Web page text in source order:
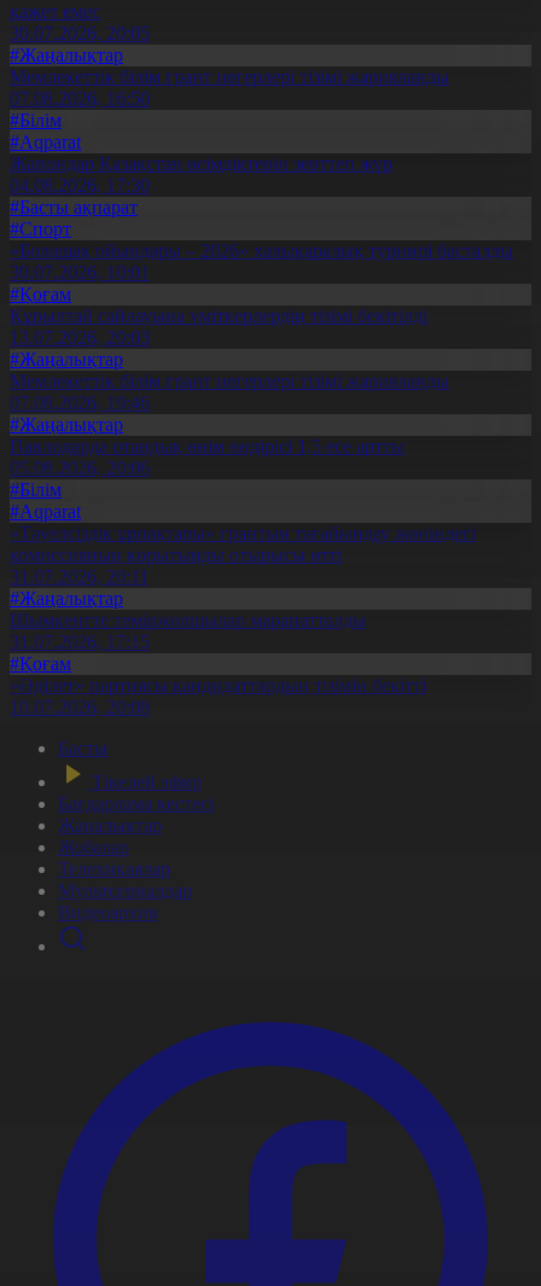
қажет емес
30.07.2026, 20:05
#Жаңалықтар
Мемлекеттік білім грант иегерлері тізімі жарияланды
07.08.2026, 16:50
#Білім
#Aqparat
Жапондар Қазақстан өсімдіктерін зерттеп жүр
04.08.2026, 17:30
#Басты ақпарат
#Спорт
«Болашақ ойындары – 2026» халықаралық турнирі басталды
30.07.2026, 10:01
#Қоғам
Құрылтай сайлауына үміткерлердің тізімі бекітілді
13.07.2026, 20:03
#Жаңалықтар
Мемлекеттік білім грант иегерлері тізімі жарияланды
07.08.2026, 19:46
#Жаңалықтар
Павлодарда отандық өнім өндірісі 1,5 есе артты
05.08.2026, 20:06
#Білім
#Aqparat
«Тәуелсіздік ұрпақтары» грантын тағайындау жөніндегі
комиссияның қорытынды отырысы өтті
31.07.2026, 20:11
#Жаңалықтар
Шымкентте теміржолшылар марапатталды
31.07.2026, 17:15
#Қоғам
«Әділет» партиясы кандидаттардың тізімін бекітті
10.07.2026, 20:08
Басты
Тікелей эфир
Бағдарлама кестесі
Жаңалықтар
Жобалар
Телехикаялар
Мультсериалдар
Видеоархив